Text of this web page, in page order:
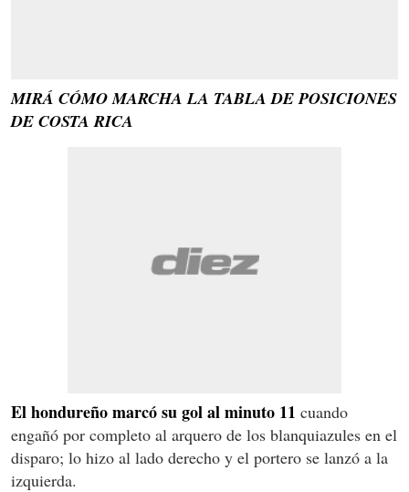
MIRÁ CÓMO MARCHA LA TABLA DE POSICIONES
DE COSTA RICA
El hondureño marcó su gol al minuto 11 cuando
engañó por completo al arquero de los blanquiazules en el
disparo; lo hizo al lado derecho y el portero se lanzó a la
izquierda.